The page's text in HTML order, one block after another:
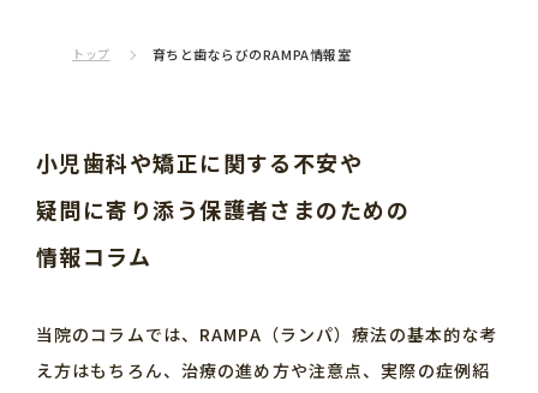
トップ 育ちと歯ならびのRAMPA情報室
小児歯科や矯正に関する不安や
疑問に寄り添う保護者さまのための
情報コラム
当院のコラムでは、RAMPA（ランパ）療法の基本的な考
え方はもちろん、治療の進め方や注意点、実際の症例紹